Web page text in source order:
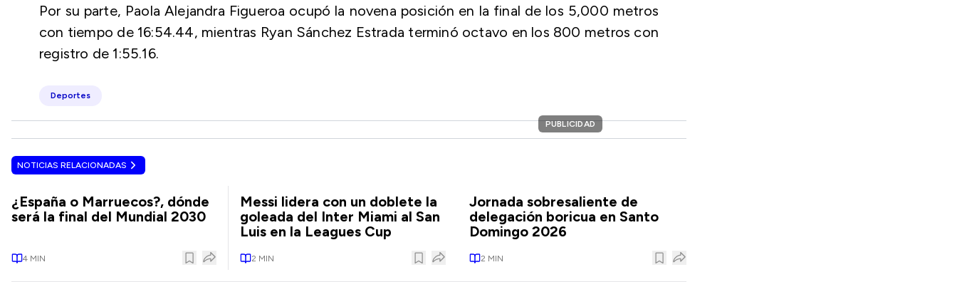
Por su parte, Paola Alejandra Figueroa ocupó la novena posición en la final de los 5,000 metros
con tiempo de 16:54.44, mientras Ryan Sánchez Estrada terminó octavo en los 800 metros con
registro de 1:55.16.
Deportes
PUBLICIDAD
NOTICIAS RELACIONADAS
¿España o Marruecos?, dónde
será la final del Mundial 2030
4 MIN
Messi lidera con un doblete la
goleada del Inter Miami al San
Luis en la Leagues Cup
2 MIN
Jornada sobresaliente de
delegación boricua en Santo
Domingo 2026
2 MIN